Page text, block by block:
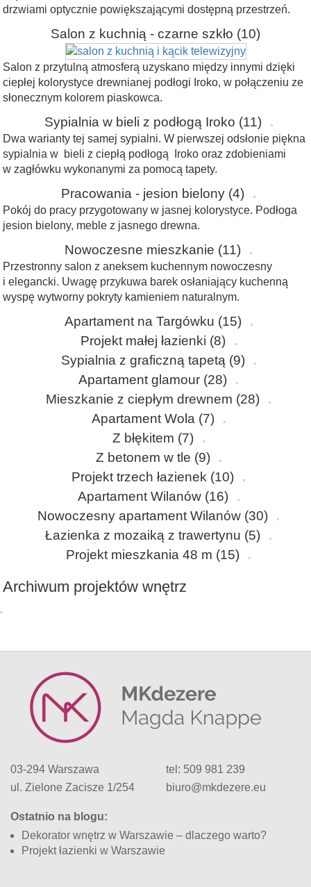
drzwiami optycznie powiększającymi dostępną przestrzeń.
Salon z kuchnią - czarne szkło (10)
Salon z przytulną atmosferą uzyskano między innymi dzięki
ciepłej kolorystyce drewnianej podłogi Iroko, w połączeniu ze
słonecznym kolorem piaskowca.
Sypialnia w bieli z podłogą Iroko (11)
Dwa warianty tej samej sypialni. W pierwszej odsłonie piękna
sypialnia w bieli z ciepłą podłogą Iroko oraz zdobieniami
w zagłówku wykonanymi za pomocą tapety.
Pracowania - jesion bielony (4)
Pokój do pracy przygotowany w jasnej kolorystyce. Podłoga
jesion bielony, meble z jasnego drewna.
Nowoczesne mieszkanie (11)
Przestronny salon z aneksem kuchennym nowoczesny
i elegancki. Uwagę przykuwa barek osłaniający kuchenną
wyspę wytworny pokryty kamieniem naturalnym.
Apartament na Targówku (15)
Projekt małej łazienki (8)
Sypialnia z graficzną tapetą (9)
Apartament glamour (28)
Mieszkanie z ciepłym drewnem (28)
Apartament Wola (7)
Z błękitem (7)
Z betonem w tle (9)
Projekt trzech łazienek (10)
Apartament Wilanów(16)
Nowoczesny apartament Wilanów (30)
Łazienka z mozaiką z trawertynu (5)
Projekt mieszkania 48 m (15)
Archiwum projektów wnętrz
03-294 Warszawa
ul. Zielone Zacisze 1/254
tel: 509 981 239
biuro@mkdezere.eu
Ostatnio na blogu:
Dekorator wnętrz w Warszawie – dlaczego warto?
Projekt łazienki w Warszawie